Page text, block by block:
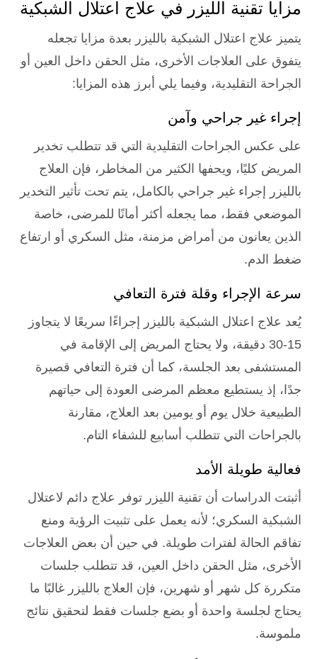
مزايا تقنية الليزر في علاج اعتلال الشبكية
يتميز علاج اعتلال الشبكية بالليزر بعدة مزايا تجعله
يتفوق على العلاجات الأخرى، مثل الحقن داخل العين أو
الجراحة التقليدية، وفيما يلي أبرز هذه المزايا:
إجراء غير جراحي وآمن
على عكس الجراحات التقليدية التي قد تتطلب تخدير
المريض كليًا، ويحفها الكثير من المخاطر، فإن العلاج
بالليزر إجراء غير جراحي بالكامل، يتم تحت تأثير التخدير
الموضعي فقط، مما يجعله أكثر أمانًا للمرضى، خاصة
الذين يعانون من أمراض مزمنة، مثل السكري أو ارتفاع
ضغط الدم.
سرعة الإجراء وقلة فترة التعافي
يُعد علاج اعتلال الشبكية بالليزر إجراءًا سريعًا لا يتجاوز
15-30 دقيقة، ولا يحتاج المريض إلى الإقامة في
المستشفى بعد الجلسة، كما أن فترة التعافي قصيرة
جدًا، إذ يستطيع معظم المرضى العودة إلى حياتهم
الطبيعية خلال يوم أو يومين بعد العلاج، مقارنة
بالجراحات التي تتطلب أسابيع للشفاء التام.
فعالية طويلة الأمد
أثبتت الدراسات أن تقنية الليزر توفر علاج دائم لاعتلال
الشبكية السكري؛ لأنه يعمل على تثبيت الرؤية ومنع
تفاقم الحالة لفترات طويلة. في حين أن بعض العلاجات
الأخرى، مثل الحقن داخل العين، قد تتطلب جلسات
متكررة كل شهر أو شهرين، فإن العلاج بالليزر غالبًا ما
يحتاج لجلسة واحدة أو بضع جلسات فقط لتحقيق نتائج
ملموسة.